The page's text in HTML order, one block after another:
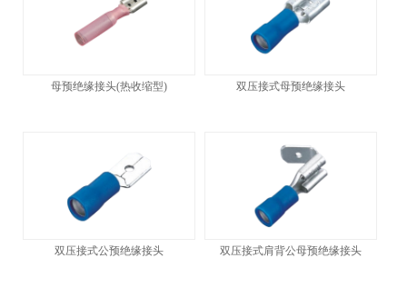
母预绝缘接头(热收缩型) 双压接式母预绝缘接头
双压接式公预绝缘接头 双压接式肩背公母预绝缘接头